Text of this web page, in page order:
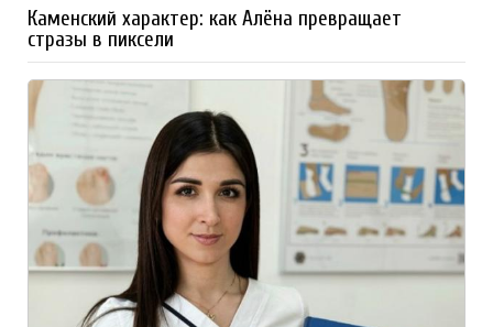
Каменский характер: как Алёна превращает
стразы в пиксели